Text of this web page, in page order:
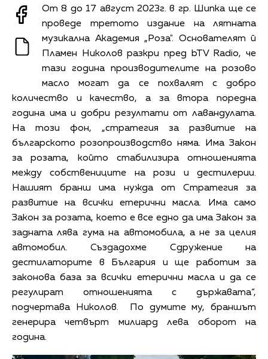
От 8 до 17 август 2023г. в гр. Шипка ще се
проведе третото издание на лятната
музикална Академия „Роза". Основателят й
Пламен Николов разкри пред bTV Radio, че
тази година производителите на розово
масло могат да се похвалят с добро
количество и качество, а за втора поредна
година има и добри резултати от лавандулата.
На този фон, „стратегия за развитие на
българското розопроизводство няма. Има Закон
за розата, който стабилизира отношенията
между собствениците на рози и дестилерии.
Нашият бранш има нужда от Стратегия за
развитие на всички етерични масла. Има само
Закон за розата, което е все едно да има Закон за
задната лява гума на автомобила, а не за целия
автомобил. Създадохме Сдружение на
дестилаторите в България и ще работим за
законова база за всички етерични масла и да се
регулират отношенията с държавата“,
подчертава Николов. По думите му, браншът
генерира четвърт милиард лева оборот на
година.